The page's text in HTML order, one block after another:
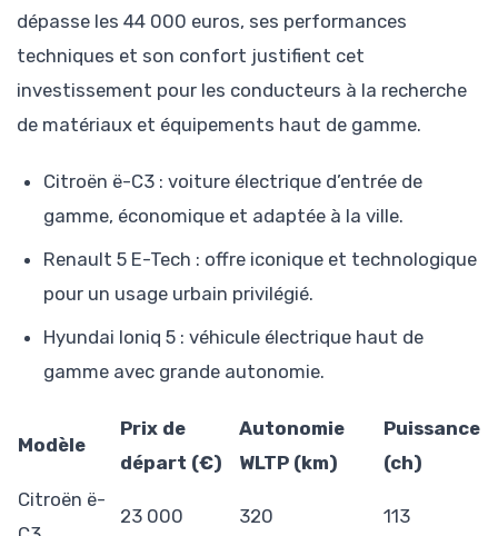
dépasse les 44 000 euros, ses performances
techniques et son confort justifient cet
investissement pour les conducteurs à la recherche
de matériaux et équipements haut de gamme.
Citroën ë-C3 : voiture électrique d’entrée de
gamme, économique et adaptée à la ville.
Renault 5 E-Tech : offre iconique et technologique
pour un usage urbain privilégié.
Hyundai Ioniq 5 : véhicule électrique haut de
gamme avec grande autonomie.
Modèle
Prix de
départ (€)
Autonomie
WLTP (km)
Puissance
(ch)
Citroën ë-
23 000 320 113